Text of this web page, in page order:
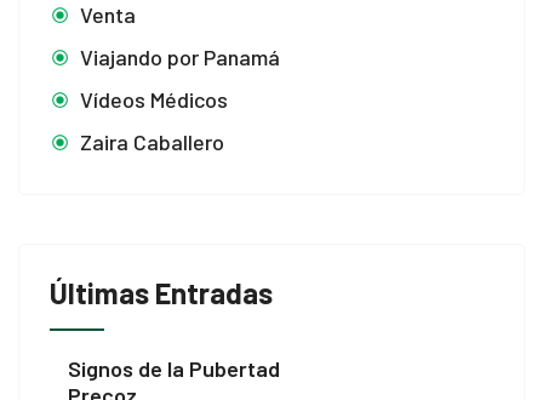
Venta
Viajando por Panamá
Vídeos Médicos
Zaira Caballero
Últimas Entradas
Signos de la Pubertad